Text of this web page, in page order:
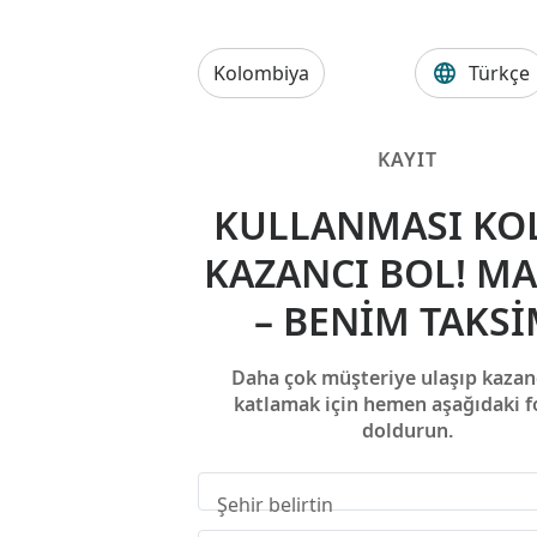
Kolombiya Türkçe
KAYIT
KULLANMASI
KAZANCI BOL!
– BENIM
Daha çok müşteriye ulaşıp
katlamak için hemen aşağıdaki
doldurun.
Şehir belirtin